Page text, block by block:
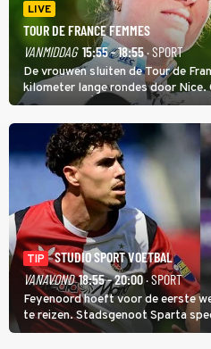
LIVE
TOUR DE FRANCE FEMMES
VANMIDDAG 15:55 - 18:55· SPORT
De vrouwen sluiten de Tour de
kilometer lange rondes door Nice.
zware Col d'Èze. Aan de finish op
de eindwinnaar de laatste gele trui.
TIP
STUDIO SPORT VOETBAL
VANAVOND 18:55 - 20:00· SPORT
Feyenoord hoeft voor de eerste
te reizen. Stadsgenoot Sparta
verderop. Feyenoord trok de